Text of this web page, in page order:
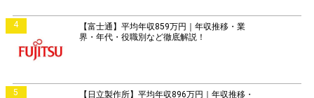
4
【富士通】平均年収859万円｜年収推移・業
界・年代・役職別など徹底解説！
5
【日立製作所】平均年収896万円｜年収推移・